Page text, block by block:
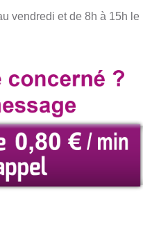
vendredi et de 8h à 15h le